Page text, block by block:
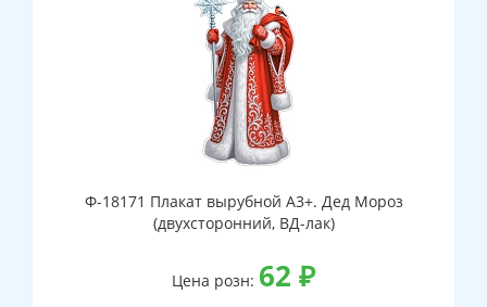
Ф-18171 Плакат вырубной А3+. Дед Мороз
(двухсторонний, ВД-лак)
Цена розн: 62 ₽